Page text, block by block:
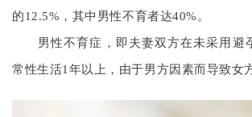
首
行
的12.5%，其中男性不育者达40%。
男性不育症，即夫妻双方在未采用避
常性生活1年以上，由于男方因素而导致女